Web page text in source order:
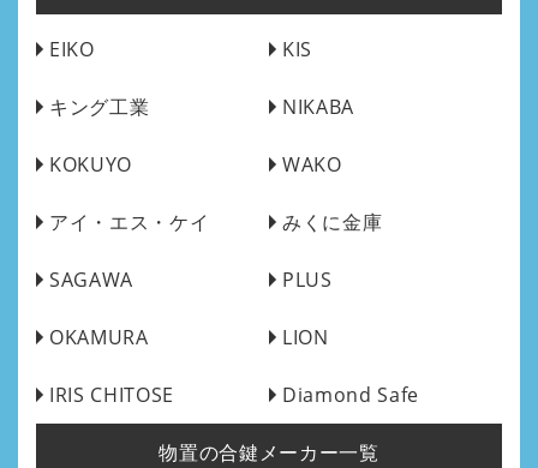
EIKO KIS
キング工業 NIKABA
KOKUYO WAKO
アイ・エス・ケイ みくに金庫
SAGAWA PLUS
OKAMURA LION
IRIS CHITOSE Diamond Safe
物置の合鍵メーカー一覧